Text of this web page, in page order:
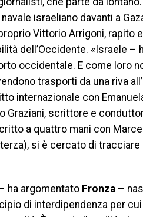
israeliano davanti a
Vittorio Arrigoni, rapito
dell’Occidente. «Israele –
occidentale. E come loro
trasporti da una riva
internazionale con
Graziani, scrittore e
a quattro mani con
si è cercato di tracciare
ha argomentato Fronza –
di interdipendenza per